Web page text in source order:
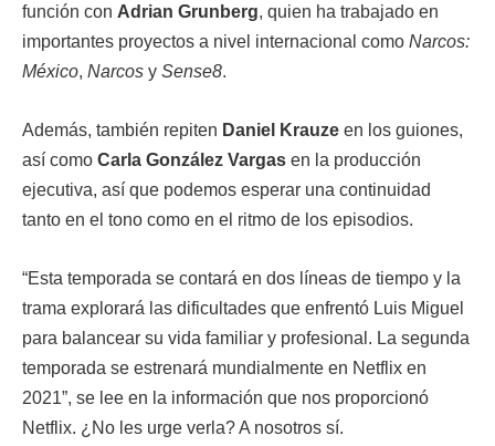
función con Adrian Grunberg, quien ha trabajado en
importantes proyectos a nivel internacional como Narcos:
México, Narcos y Sense8.
Además, también repiten Daniel Krauze en los guiones,
así como Carla González Vargas en la producción
ejecutiva, así que podemos esperar una continuidad
tanto en el tono como en el ritmo de los episodios.
“Esta temporada se contará en dos líneas de tiempo y la
trama explorará las dificultades que enfrentó Luis Miguel
para balancear su vida familiar y profesional. La segunda
temporada se estrenará mundialmente en Netflix en
2021”, se lee en la información que nos proporcionó
Netflix. ¿No les urge verla? A nosotros sí.